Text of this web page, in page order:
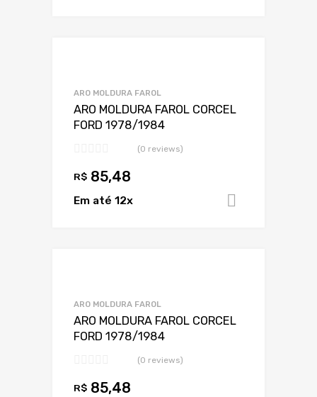
ARO MOLDURA FAROL
ARO MOLDURA FAROL CORCEL
FORD 1978/1984
(0 reviews)
R$ 85,48
Em até 12x
ARO MOLDURA FAROL
ARO MOLDURA FAROL CORCEL
FORD 1978/1984
(0 reviews)
R$ 85,48